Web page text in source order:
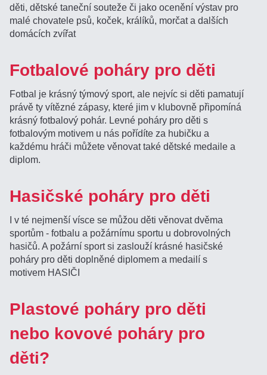
děti, dětské taneční souteže či jako ocenění výstav pro
malé chovatele psů, koček, králíků, morčat a dalších
domácích zvířat
Fotbalové poháry pro děti
Fotbal je krásný týmový sport, ale nejvíc si děti pamatují
právě ty vítězné zápasy, které jim v klubovně připomíná
krásný fotbalový pohár. Levné poháry pro děti s
fotbalovým motivem u nás pořídíte za hubičku a
každému hráči můžete věnovat také dětské medaile a
diplom.
Hasičské poháry pro děti
I v té nejmenší vísce se můžou děti věnovat dvěma
sportům - fotbalu a požárnímu sportu u dobrovolných
hasičů. A požární sport si zaslouží krásné hasičské
poháry pro děti doplněné diplomem a medailí s
motivem HASIČI
Plastové poháry pro děti
nebo kovové poháry pro
děti?